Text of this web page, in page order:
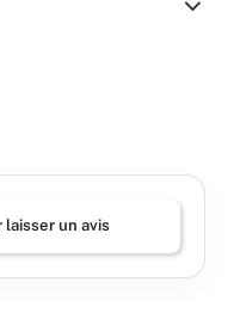
laisser un avis